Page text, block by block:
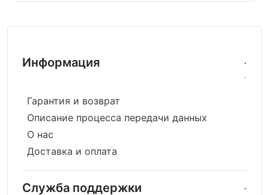
Информация
Гарантия и возврат
Описание процесса передачи данных
О нас
Доставка и оплата
Служба поддержки